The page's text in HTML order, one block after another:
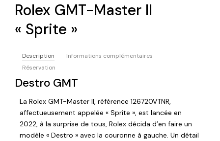
Rolex GMT-Master II
« Sprite »
Description
Informations complémentaires
Réservation
Destro GMT
La Rolex GMT-Master II, référence 126720VTNR,
affectueusement appelée « Sprite », est lancée en
2022, à la surprise de tous, Rolex décida d’en faire un
modèle « Destro » avec la couronne à gauche. Un détail